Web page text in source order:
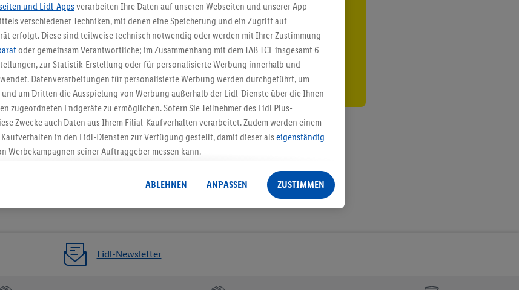
5.95 € Versand sparen³²ᵃ
Jetzt zum Newsletter anmelden
Gutschein sichern!
Lidl-Newsletter
und Lidl-Apps verarbeiten Ihre Daten auf unseren Webseiten und unserer App
verschiedener Techniken, mit denen eine Speicherung und ein Zugriff auf
erfolgt. Diese sind teilweise technisch notwendig oder werden mit Ihrer Zustimmung -
oder gemeinsam Verantwortliche; im Zusammenhang mit dem IAB TCF insgesamt 6
zur Statistik-Erstellung oder für personalisierte Werbung innerhalb und
Datenverarbeitungen für personalisierte Werbung werden durchgeführt, um
um Dritten die Ausspielung von Werbung außerhalb der Lidl-Dienste über die Ihnen
zugeordneten Endgeräte zu ermöglichen. Sofern Sie Teilnehmer des Lidl Plus-
Zwecke auch Daten aus Ihrem Filial-Kaufverhalten verarbeitet. Zudem werden einem
in den Lidl-Diensten zur Verfügung gestellt, damit dieser als eigenständig
Werbekampagnen seiner Auftraggeber messen kann.
die Zusammenführung von Daten (z.B. über Ihre Nutzung der Lidl-Dienste, Ihr
Informationen aus Ihrem Kundenkonto - z.B. Alter oder Geschlecht - sowie Ihre
verschiedene Endgeräte und Lidl-Dienste hinweg einschließlich dem Speichern von
zur Zielgruppenforschung, zur Entwicklung von Angeboten sowie zur technischen
Werbeausspielungen.
ABLEHNEN ANPASSEN ZUSTIMMEN